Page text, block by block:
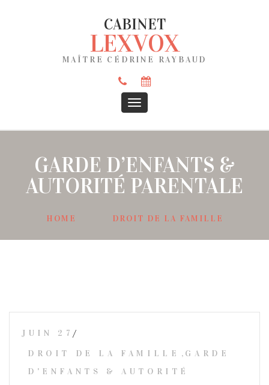
CABINET
LEXVOX
MAÎTRE CÉDRINE RAYBAUD
GARDE D’ENFANTS &
AUTORITÉ PARENTALE
HOME DROIT DE LA FAMILLE
JUIN 27
DROIT DE LA FAMILLE , GARDE
D'ENFANTS & AUTORITÉ